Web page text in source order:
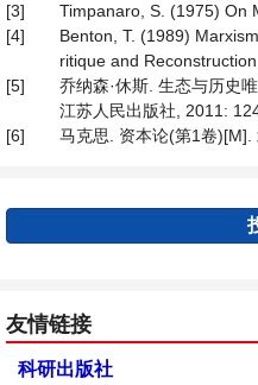
[3]
Timpanaro, S. (1975) On
[4]
Benton, T. (1989)
ritique and Reconstruction.
[5]
乔纳森·休斯. 生态与历史
江苏人民出版社, 2011:
[6]
马克思. 资本论(第1卷)[M].
友情链接
科研出版社